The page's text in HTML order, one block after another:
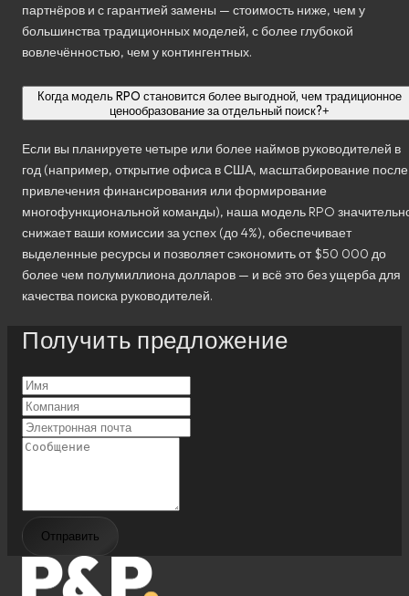
партнёров и с гарантией замены — стоимость ниже, чем у
большинства традиционных моделей, с более глубокой
вовлечённостью, чем у контингентных.
Когда модель RPO становится более выгодной, чем традиционное
ценообразование за отдельный поиск?+
Если вы планируете четыре или более наймов руководителей в
год (например, открытие офиса в США, масштабирование после
привлечения финансирования или формирование
многофункциональной команды), наша модель RPO
снижает ваши комиссии за успех (до 4%), обеспечивает
выделенные ресурсы и позволяет сэкономить от $50 000 до
более чем полумиллиона долларов — и всё это без ущерба для
качества поиска руководителей.
Получить предложение
Отправить